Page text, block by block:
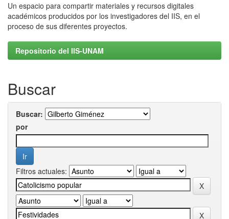
Un espacio para compartir materiales y recursos digitales
académicos producidos por los investigadores del IIS, en el
proceso de sus diferentes proyectos.
Repositorio del IIS-UNAM
Buscar
Buscar:
por
Filtros actuales: